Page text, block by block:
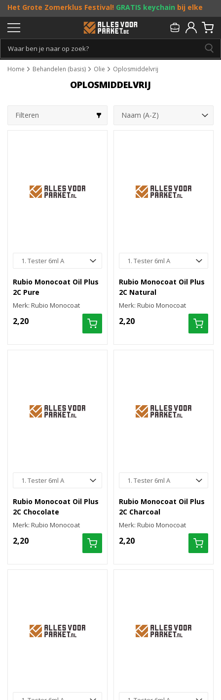
Het Grote Zomerklus Festival! GRATIS keychain bij elke
bestelling vanaf €25, entoffe acties! Doe je mee?
Persoonlijk & gratis advies:013 - 207 00 01
Home Behandelen (basis) Olie Oplosmiddelvrij
OPLOSMIDDELVRIJ
Filteren
Rubio Monocoat Oil Plus
2C Pure
Merk: Rubio Monocoat
2,20
Rubio Monocoat Oil Plus
2C Natural
Merk: Rubio Monocoat
2,20
Rubio Monocoat Oil Plus
2C Chocolate
Merk: Rubio Monocoat
2,20
Rubio Monocoat Oil Plus
2C Charcoal
Merk: Rubio Monocoat
2,20